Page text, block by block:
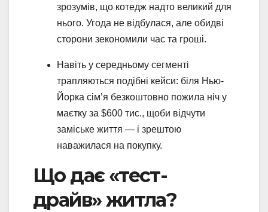
зрозумів, що котедж надто великий для
нього. Угода не відбулася, але обидві
сторони зекономили час та гроші.
Навіть у середньому сегменті
трапляються подібні кейси: біля Нью-
Йорка сім’я безкоштовно пожила ніч у
маєтку за $600 тис., щоби відчути
заміське життя — і зрештою
наважилася на покупку.
Що дає «тест-
драйв» житла?